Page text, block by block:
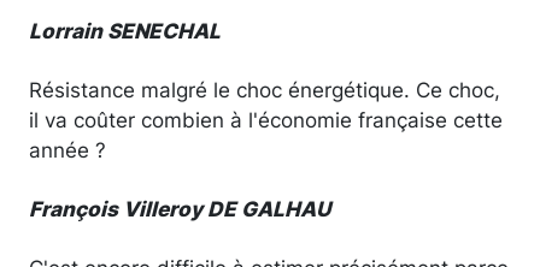
Lorrain SENECHAL
Résistance malgré le choc énergétique. Ce choc,
il va coûter combien à l'économie française cette
année ?
François Villeroy DE GALHAU